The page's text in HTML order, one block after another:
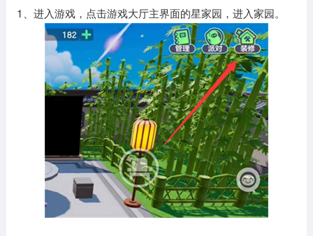
1、进入游戏，点击游戏大厅主界面的星家园，进入家园。